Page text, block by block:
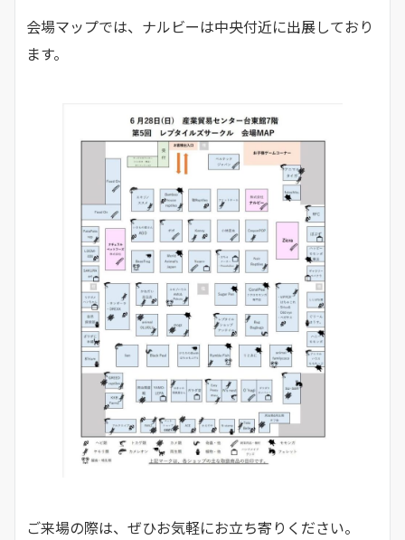
会場マップでは、ナルビーは中央付近に出展しており
ます。
ご来場の際は、ぜひお気軽にお立ち寄りください。